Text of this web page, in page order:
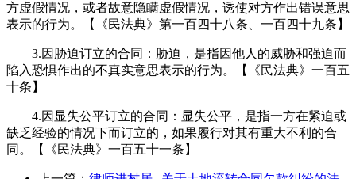
方虚假情况，或者故意隐瞒虚假情况，诱使对方作出错误意思
表示的行为。【《民法典》第一百四十八条、一百四十九条】
3.因胁迫订立的合同：胁迫，是指因他人的威胁和强迫而
陷入恐惧作出的不真实意思表示的行为。【《民法典》一百五
十条】
4.因显失公平订立的合同：显失公平，是指一方在紧迫或
缺乏经验的情况下而订立的，如果履行对其有重大不利的合
同。【《民法典》一百五十一条】